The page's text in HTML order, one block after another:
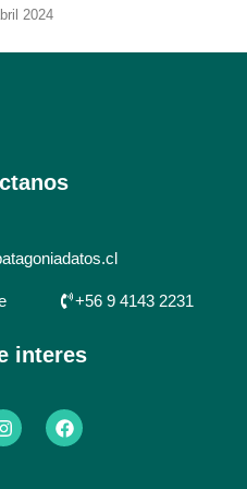
2024
+56 9 4143 2231
interes